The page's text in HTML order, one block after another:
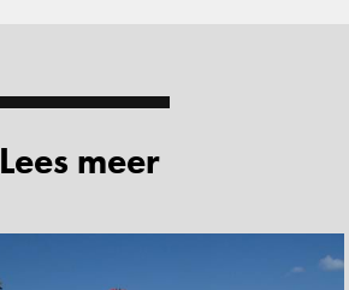
Lees meer